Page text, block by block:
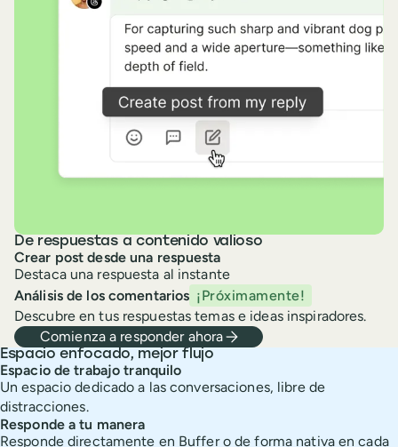
De respuestas a contenido valioso
Crear post desde una respuesta
Destaca una respuesta al instante
Análisis de los comentarios ¡Próximamente!
Descubre en tus respuestas temas e ideas inspiradores.
Comienza a responder ahora
Espacio enfocado, mejor flujo
Espacio de trabajo tranquilo
Un espacio dedicado a las conversaciones, libre de
distracciones.
Responde a tu manera
Responde directamente en Buffer o de forma nativa en cada